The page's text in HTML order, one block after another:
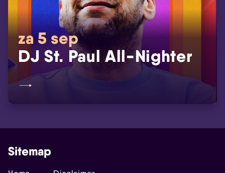
za 5 sep
DJ St. Paul All-Nighter
Sitemap